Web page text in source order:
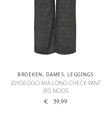
BROEKEN, DAMES, LEGGINGS
JDYGEGGO MIA LONG CHECK PANT
JRS NOOS
€ 39,99